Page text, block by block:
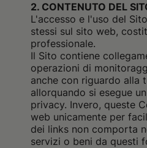
2. CONTENUTO DEL
L'accesso e l'uso del
stessi sul sito web,
professionale.
Il Sito contiene
operazioni di
anche con riguardo alla
allorquando si esegue
privacy. Invero, queste
web unicamente per
dei links non comporta
servizi o beni da questi